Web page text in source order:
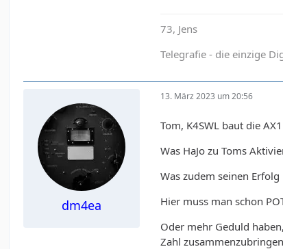
73, Jens
Telegrafie - die einzige
dm4ea
13. März 2023 um 20:56
Tom, K4SWL baut die
Was HaJo zu Toms
Was zudem seinen
Hier muss man schon
Oder mehr Geduld
Zahl